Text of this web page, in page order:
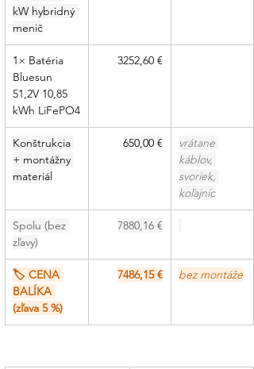
kW hybridný
menič
1× Batéria
Bluesun
51,2V 10,85
kWh LiFePO4
3252,60 €
Konštrukcia
+ montážny
materiál
650,00 €
vrátane
káblov,
svoriek,
koľajníc
Spolu (bez
zľavy)
7880,16 €
🏷 CENA
BALÍKA
(zľava 5 %)
7486,15 € bez montáže